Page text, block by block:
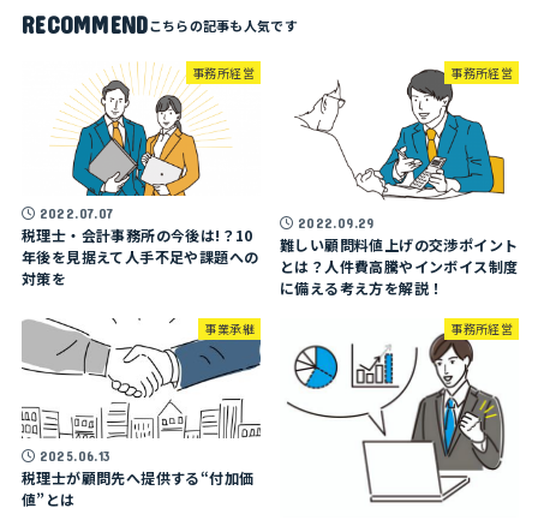
RECOMMEND
事務所経営
2022.07.07
税理士・会計事務所の今後は!？10
年後を見据えて人手不足や課題への
対策を
事務所経営
2022.09.29
難しい顧問料値上げの交渉ポイント
とは？人件費高騰やインボイス制度
に備える考え方を解説！
事業承継
2025.06.13
税理士が顧問先へ提供する“付加価
値”とは
事務所経営